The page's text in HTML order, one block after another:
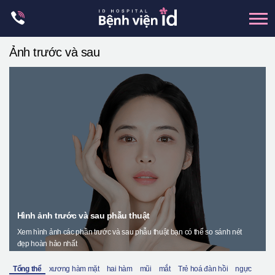
Thẩm mỹ boby
Thẩm mỹ nam giới
Ảnh trước và sau
Hình ảnh trước và sau phẫu thuật
Xem hình ảnh các phần trước và sau phẫu thuật bạn có thể so sánh nét
đẹp hoàn hảo nhất
Tổng thể xương hàm mặt hai hàm mũi mắt Trẻ hoá đàn hồi
ngực